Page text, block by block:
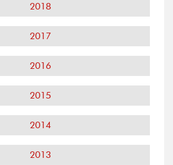
2018
2017
2016
2015
2014
2013